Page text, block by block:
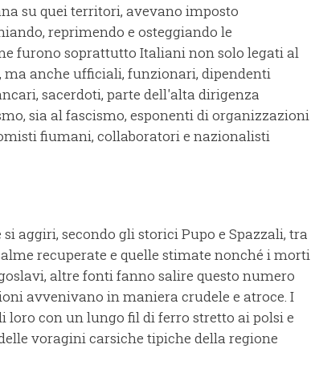
su quei territori, avevano imposto
reprimendo e osteggiando le
furono soprattutto Italiani non solo legati al
ma anche ufficiali, funzionari, dipendenti
sacerdoti, parte dell'alta dirigenza
sia al fascismo, esponenti di organizzazioni
fiumani, collaboratori e nazionalisti
aggiri, secondo gli storici Pupo e Spazzali, tra
recuperate e quelle stimate nonché i morti
altre fonti fanno salire questo numero
avvenivano in maniera crudele e atroce. I
con un lungo fil di ferro stretto ai polsi e
voragini carsiche tipiche della regione